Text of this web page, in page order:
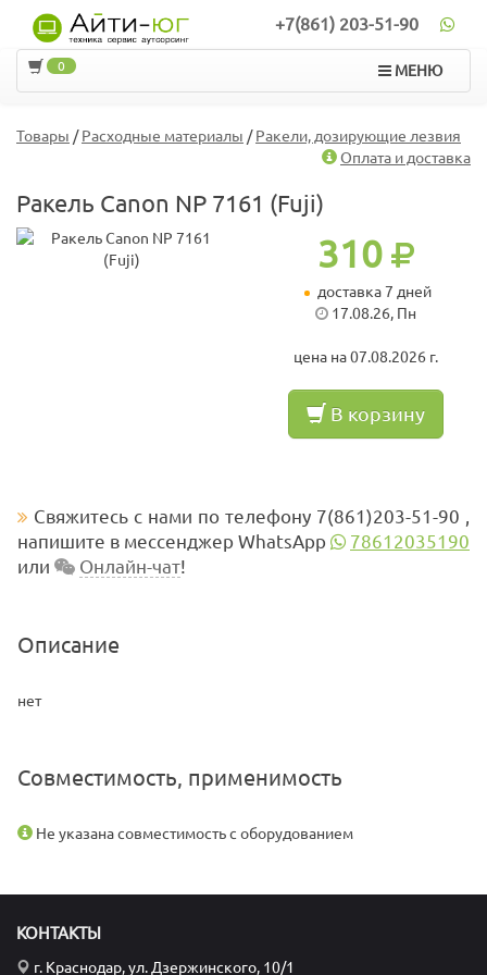
+7(861) 203-51-90
МЕНЮ
0
Товары /Расходные материалы /Ракели, дозирующие лезвия
Оплата и доставка
Ракель Canon NP 7161 (Fuji)
310
доставка 7 дней
17.08.26, Пн
цена на 07.08.2026 г.
В корзину
Свяжитесь с нами по телефону 7(861)203-51-90 ,
напишите в мессенджер WhatsApp
78612035190
или
Онлайн-чат!
Описание
нет
Совместимость, применимость
Не указана совместимость с оборудованием
КОНТАКТЫ
г. Краснодар, ул. Дзержинского, 10/1